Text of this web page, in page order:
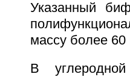
Указанный
массу более 60
В